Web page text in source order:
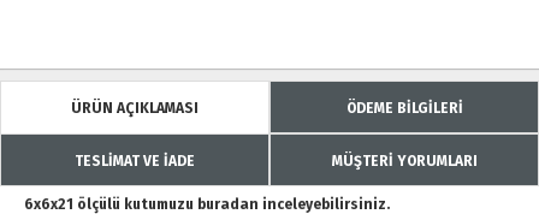
ÜRÜN AÇIKLAMASI ÖDEME BİLGİLERİ
TESLİMAT VE İADE MÜŞTERİ YORUMLARI
6x6x21 ölçülü kutumuzu buradan inceleyebilirsiniz.